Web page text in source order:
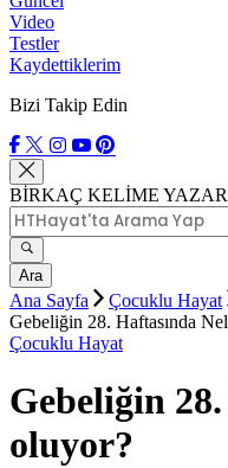
Video
Testler
Kaydettiklerim
Bizi Takip Edin
BİRKAÇ KELİME
Ara
Ana Sayfa Çocuklu Hayat
Gebeliğin 28. Haftasında
Çocuklu Hayat
Gebeliğin
oluyor?